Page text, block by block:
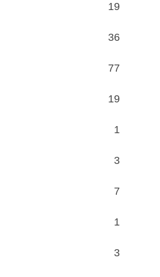
19
36
77
19
1
3
7
1
3